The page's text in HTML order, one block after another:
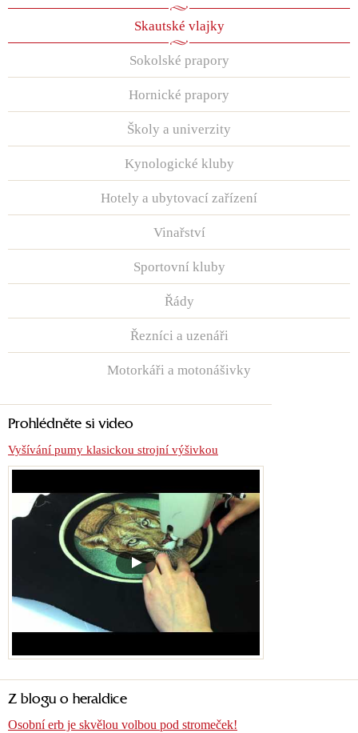
Skautské vlajky
Sokolské prapory
Hornické prapory
Školy a univerzity
Kynologické kluby
Hotely a ubytovací zařízení
Vinařství
Sportovní kluby
Řády
Řezníci a uzenáři
Motorkáři a motonášivky
Prohlédněte si video
Vyšívání pumy klasickou strojní výšivkou
Z blogu o heraldice
Osobní erb je skvělou volbou pod stromeček!